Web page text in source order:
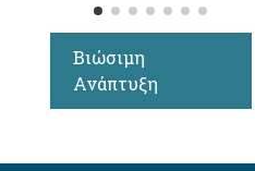
Βιώσιμη
Ανάπτυξη